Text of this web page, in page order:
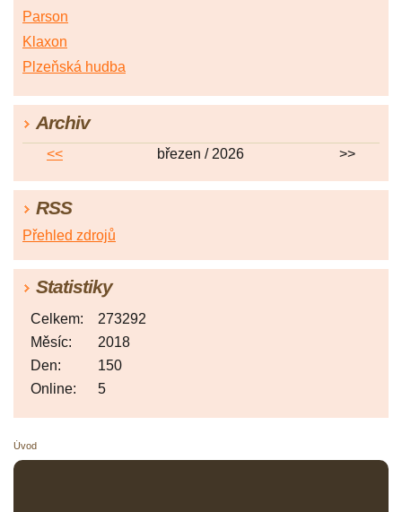
Parson
Klaxon
Plzeňská hudba
Archiv
<< březen / 2026 >>
RSS
Přehled zdrojů
Statistiky
Online: 5
Celkem:
273292
Měsíc:
2018
Den:
150
Úvod